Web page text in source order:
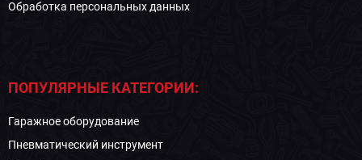
Обработка персональных данных
ПОПУЛЯРНЫЕ КАТЕГОРИИ:
Гаражное оборудование
Пневматический инструмент